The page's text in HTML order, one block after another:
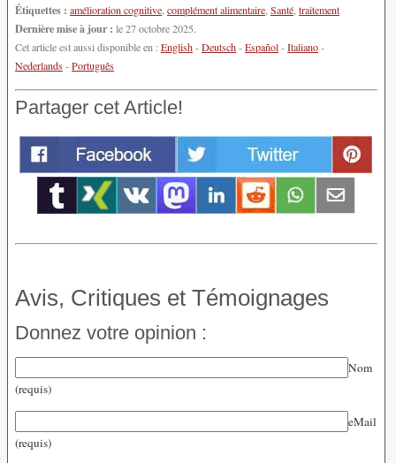
Étiquettes : amélioration cognitive complément alimentaire Santé traitement
Dernière mise à jour : le 27 octobre 2025.
Cet article est aussi disponible en :English-Deutsch-Español-Italiano-
Nederlands-Português
Partager cet Article!
Avis, Critiques et Témoignages
Donnez votre opinion :
Nom
(requis)
eMail
(requis)